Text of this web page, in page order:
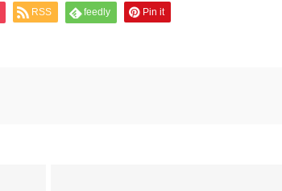
RSS feedly Pin it